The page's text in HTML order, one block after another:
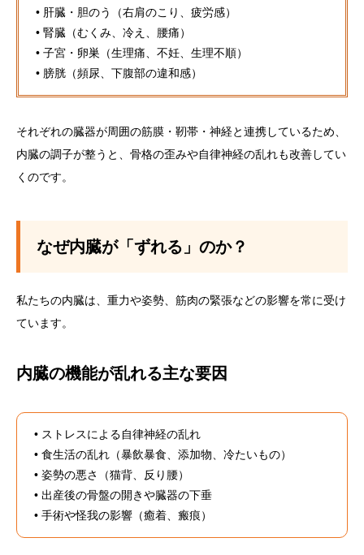
• 肝臓・胆のう（右肩のこり、疲労感）
• 腎臓（むくみ、冷え、腰痛）
• 子宮・卵巣（生理痛、不妊、生理不順）
• 膀胱（頻尿、下腹部の違和感）
それぞれの臓器が周囲の筋膜・靭帯・神経と連携しているため、
内臓の調子が整うと、骨格の歪みや自律神経の乱れも改善してい
くのです。
なぜ内臓が「ずれる」のか？
私たちの内臓は、重力や姿勢、筋肉の緊張などの影響を常に受け
ています。
内臓の機能が乱れる主な要因
• ストレスによる自律神経の乱れ
• 食生活の乱れ（暴飲暴食、添加物、冷たいもの）
• 姿勢の悪さ（猫背、反り腰）
• 出産後の骨盤の開きや臓器の下垂
• 手術や怪我の影響（癒着、瘢痕）